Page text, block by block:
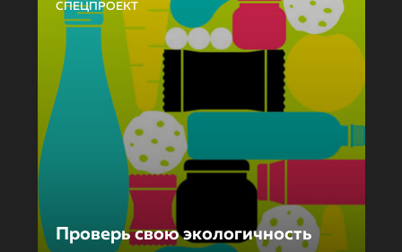
СПЕЦПРОЕКТ
Проверь свою экологичность